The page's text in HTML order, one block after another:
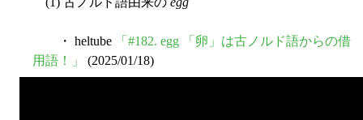
・ heltube
「#182. egg 「卵」は古ノルド語からの借
用語！」
(2025/01/18)